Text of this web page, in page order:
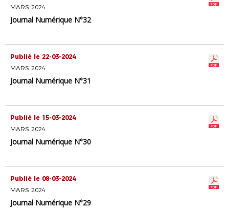
MARS 2024
Journal Numérique N°32
Publié le 22-03-2024
MARS 2024
Journal Numérique N°31
Publié le 15-03-2024
MARS 2024
Journal Numérique N°30
Publié le 08-03-2024
MARS 2024
Journal Numérique N°29